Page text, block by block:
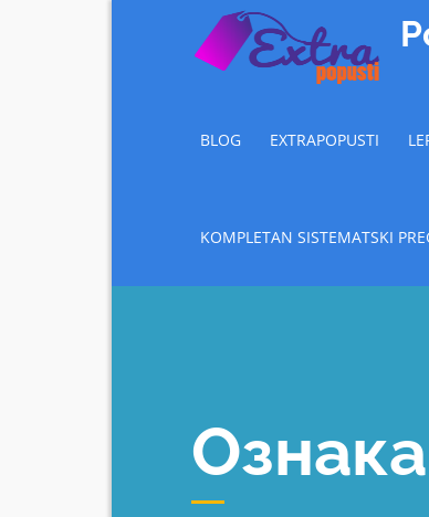
BLOG EXTRAPOPUSTI
KOMPLETAN SISTEMATSKI